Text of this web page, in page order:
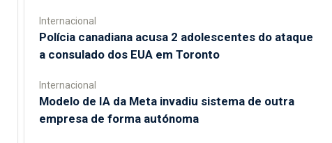
Internacional
Polícia canadiana acusa 2 adolescentes do ataque
a consulado dos EUA em Toronto
Internacional
Modelo de IA da Meta invadiu sistema de outra
empresa de forma autónoma